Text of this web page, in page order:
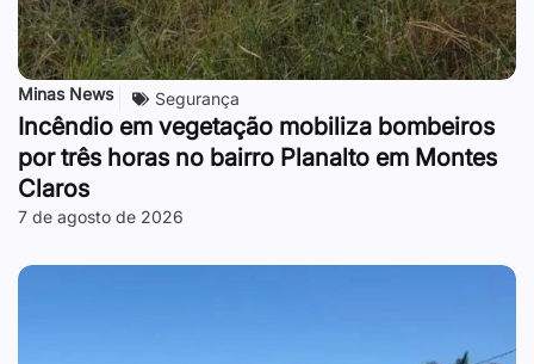
Minas News Segurança
Incêndio em vegetação mobiliza bombeiros
por três horas no bairro Planalto em Montes
Claros
7 de agosto de 2026